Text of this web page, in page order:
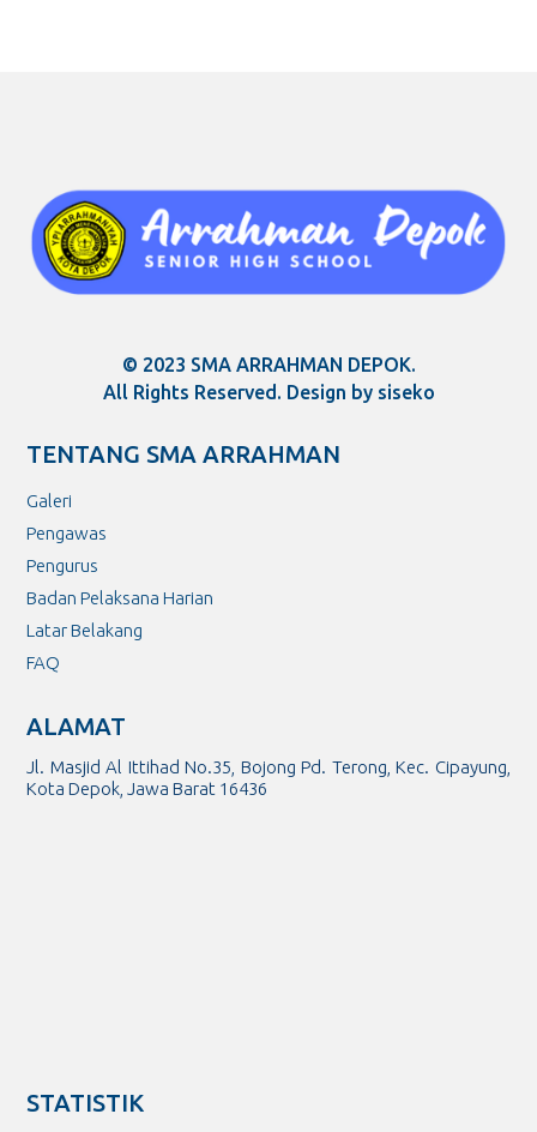
© 2023 SMA ARRAHMAN DEPOK.
All Rights Reserved. Design by siseko
TENTANG SMA ARRAHMAN
Galeri
Pengawas
Pengurus
Badan Pelaksana Harian
Latar Belakang
FAQ
ALAMAT
Jl. Masjid Al Ittihad No.35, Bojong Pd. Terong, Kec. Cipayung,
Kota Depok, Jawa Barat 16436
STATISTIK